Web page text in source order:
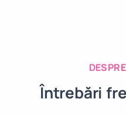
Întrebări